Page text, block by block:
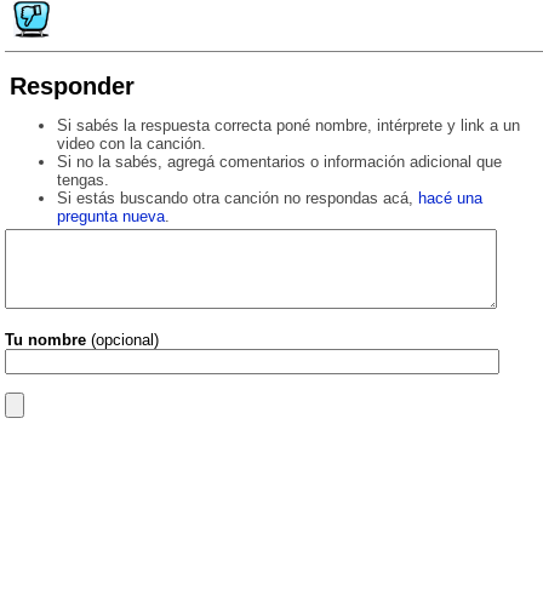
Responder
Si sabés la respuesta correcta poné nombre, intérprete y link a un
video con la canción.
Si no la sabés, agregá comentarios o información adicional que
tengas.
Si estás buscando otra canción no respondas acá, hacé una
pregunta nueva.
Tu nombre (opcional)